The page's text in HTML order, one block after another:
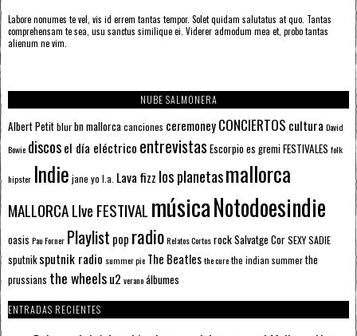
Labore nonumes te vel, vis id errem tantas tempor. Solet quidam salutatus at quo. Tantas
comprehensam te sea, usu sanctus similique ei. Viderer admodum mea et, probo tantas
alienum ne vim.
NUBE SALMONERA
Albert Petitblurbn mallorcacanciones ceremoneyCONCIERTOS cultura David
Bowie discosel día eléctrico entrevistas Escorpioes gremiFESTIVALES folk
hipster Indie jane yo l.a. Lava fizz los planetasmallorca
MALLORCA LIve FESTIVAL músicaNotodoesindie
oasis Pau Forner Playlist pop radioRelatos CortosrockSalvatge CorSEXY SADIE
sputnik sputnik radio summer pie The Beatlesthe curethe indian summerthe
prussians the wheelsu2 veranoálbumes
ENTRADAS RECIENTES